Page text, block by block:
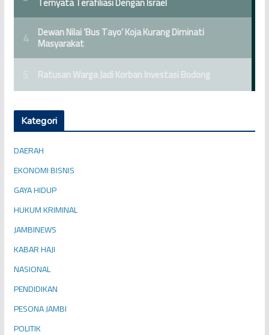
Kategori
DAERAH
EKONOMI BISNIS
GAYA HIDUP
HUKUM KRIMINAL
JAMBINEWS
KABAR HAJI
NASIONAL
PENDIDIKAN
PESONA JAMBI
POLITIK